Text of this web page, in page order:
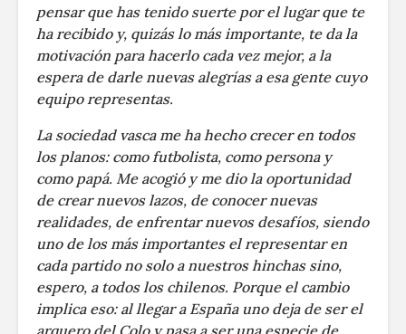
pensar que has tenido suerte por el lugar que te
ha recibido y, quizás lo más importante, te da la
motivación para hacerlo cada vez mejor, a la
espera de darle nuevas alegrías a esa gente cuyo
equipo representas.
La sociedad vasca me ha hecho crecer en todos
los planos: como futbolista, como persona y
como papá. Me acogió y me dio la oportunidad
de crear nuevos lazos, de conocer nuevas
realidades, de enfrentar nuevos desafíos, siendo
uno de los más importantes el representar en
cada partido no solo a nuestros hinchas sino,
espero, a todos los chilenos. Porque el cambio
implica eso: al llegar a España uno deja de ser el
arquero del Colo y pasa a ser una especie de